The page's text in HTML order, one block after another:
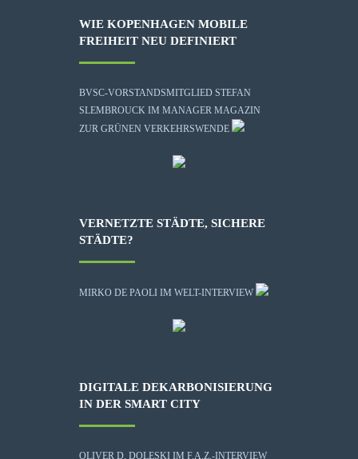
WIE KOPENHAGEN MOBILE
FREIHEIT NEU DEFINIERT
BVSC-VORSTANDSMITGLIED STEFAN
SLEMBROUCK IM MANAGER MAGAZIN
ZUR GRÜNEN VERKEHRSWENDE
VERNETZTE STÄDTE, SICHERE
STÄDTE?
MIRKO DE PAOLI IM WELT-INTERVIEW
DIGITALE DEKARBONISIERUNG
IN DER SMART CITY
OLIVER D. DOLESKI IM F.A.Z.-INTERVIEW